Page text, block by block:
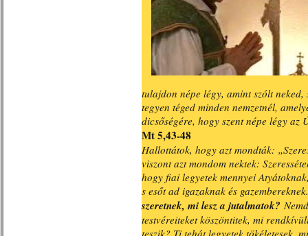
tulajdon népe légy, amint szólt
tegyen téged minden nemzetnél,
dicsőségére, hogy szent népe légy az
Mt 5,43-48
Hallottátok, hogy azt mondták:
viszont azt mondom nektek:
hogy fiai legyetek mennyei
s esőt ad igazaknak és
szeretnek, mi lesz a jutalmatok?
testvéreiteket köszöntitek, mi
teszik? Ti tehát legyetek tökéletesek,